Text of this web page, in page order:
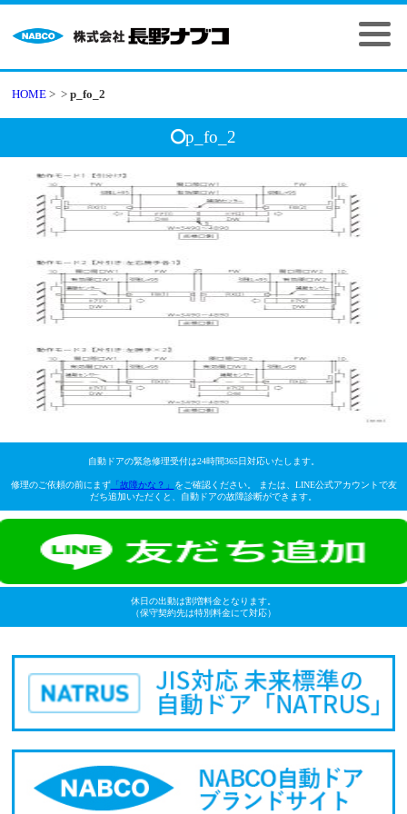
HOME > >p_fo_2
p_fo_2
自動ドアの緊急修理受付は24時間365日対応いたします。
修理のご依頼の前にまず「故障かな？」
をご確認ください。 または、LINE公式アカウントで友
だち追加いただくと、自動ドアの故障診断ができます。
休日の出動は割増料金となります。
（保守契約先は特別料金にて対応）